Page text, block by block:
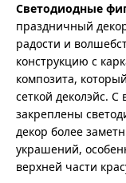
Светодиодные
праздничный
радости и
конструкцию с
композита,
сеткой деколэйс.
закреплены
декор более
украшений,
верхней части